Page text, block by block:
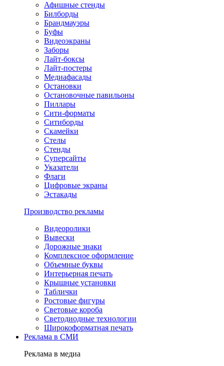
Афишные стенды
Билборды
Брандмауэры
Буфы
Видеоэкраны
Заборы
Лайт-боксы
Лайт-постеры
Медиафасады
Остановки
Остановочные павильоны
Пиллары
Сити-форматы
Ситиборды
Скамейки
Стелы
Стенды
Суперсайты
Указатели
Флаги
Цифровые экраны
Эстакады
Производство рекламы
Видеоролики
Вывески
Дорожные знаки
Комплексное оформление
Объемные буквы
Интерьерная печать
Крышные установки
Таблички
Ростовые фигуры
Световые короба
Светодиодные технологии
Широкоформатная печать
Реклама в СМИ
Реклама в медиа